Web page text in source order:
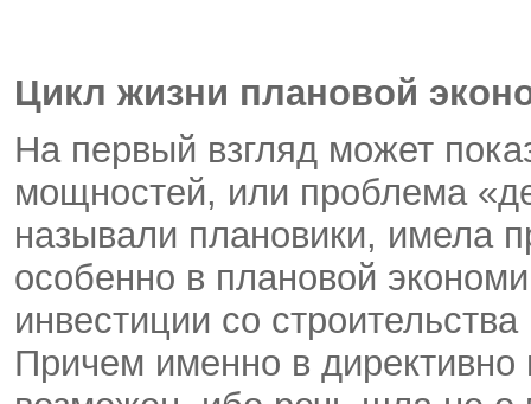
Цикл жизни плановой
На первый взгляд может
мощностей, или проблема
называли плановики, имела
особенно в плановой
инвестиции со
Причем именно в